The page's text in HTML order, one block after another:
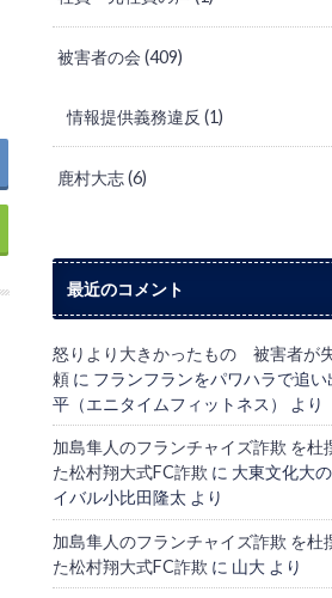
被害者の会(409)
情報提供義務違反 (1)
鹿村大志(6)
最近のコメント
怒りより大きかったもの 被害者が
頼 に フランフランをパワハラで追
平（エニタイムフィットネス）
より
加島隼人のフランチャイズ詐欺 を杜
た松村翔大式FC詐欺 に 大東文化大
イバル小比田隆太 より
加島隼人のフランチャイズ詐欺 を杜
た松村翔大式FC詐欺 に 山大 より